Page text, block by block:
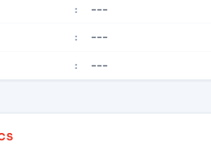
: ---
: ---
: ---